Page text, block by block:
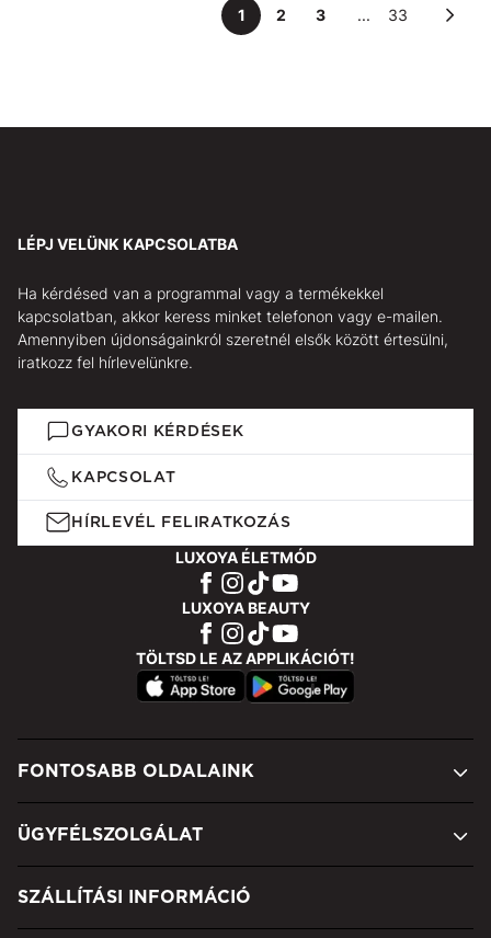
1 2 3 ... 33
LÉPJ VELÜNK KAPCSOLATBA
Ha kérdésed van a programmal vagy a termékekkel
kapcsolatban, akkor keress minket telefonon vagy e-mailen.
Amennyiben újdonságainkról szeretnél elsők között értesülni,
iratkozz fel hírlevelünkre.
GYAKORI KÉRDÉSEK
KAPCSOLAT
HÍRLEVÉL FELIRATKOZÁS
LUXOYA ÉLETMÓD
LUXOYA BEAUTY
TÖLTSD LE AZ APPLIKÁCIÓT!
FONTOSABB OLDALAINK
ÜGYFÉLSZOLGÁLAT
SZÁLLÍTÁSI INFORMÁCIÓ